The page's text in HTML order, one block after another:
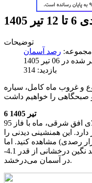
توضیحات
مجموعه: رصد آسمان
در 06 تیر 1405
بازدید: 314
و غروب ماه کامل، سیاره
6 تیر 1405
کمی پس از غروب خورشید در بالای افق شرقی، ماه با فاز 95
این همنشینی دیدنی را
رصدی) مشاهده کنید. اما
در بالای افق غربی سیاره ناهید به مانند نگین درخشانی از قدر 4.1-
در آسمان می‌درخشد.